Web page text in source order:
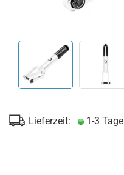
Lieferzeit: 1-3 Tage